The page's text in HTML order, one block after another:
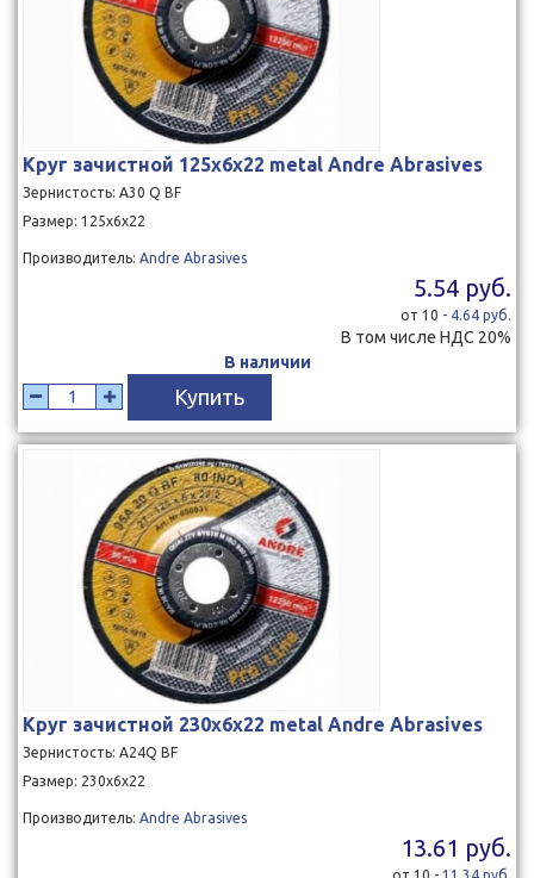
Круг зачистной 125x6x22 metal Andre Abrasives
Зернистость: A30 Q BF
Размер: 125х6х22
Производитель: Andre Abrasives
5.54 руб.
от 10 - 4.64 руб.
В том числе НДС 20%
В наличии
Купить
Круг зачистной 230x6x22 metal Andre Abrasives
Зернистость: A24Q BF
Размер: 230х6х22
Производитель: Andre Abrasives
13.61 руб.